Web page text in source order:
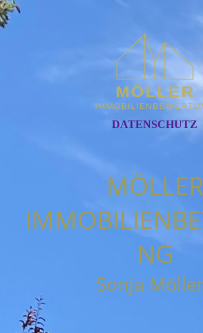
DATENSCHUTZ
MÖLLER
NG
Sonja